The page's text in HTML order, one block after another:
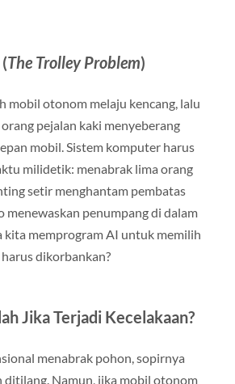
The Trolley Problem)
mobil otonom melaju kencang, lalu
pejalan kaki menyeberang
mobil. Sistem komputer harus
milidetik: menabrak lima orang
setir menghantam pembatas
menewaskan penumpang di dalam
kita memprogram AI untuk memilih
dikorbankan?
Jika Terjadi Kecelakaan?
menabrak pohon, sopirnya
ditilang. Namun, jika mobil otonom